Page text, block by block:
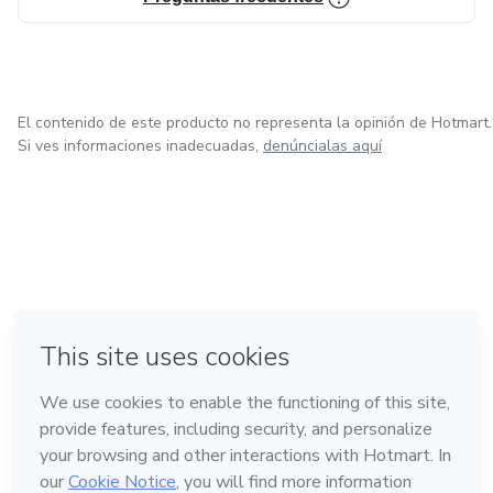
El contenido de este producto no representa la opinión de Hotmart.
Si ves informaciones inadecuadas, denúncialas aquí
Hecho con❤ en Belo Horizonte
Conoce Hotmart